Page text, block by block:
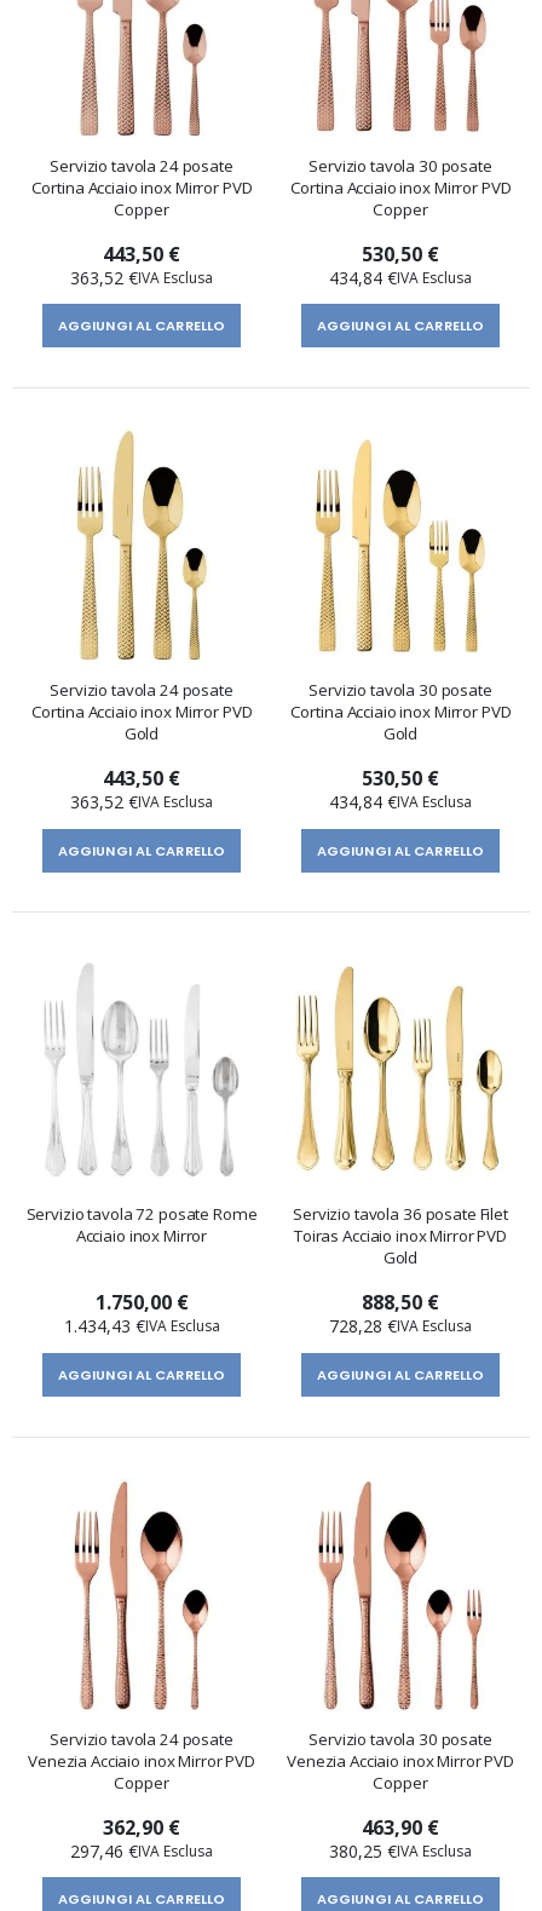
Servizio tavola 24 posate
Cortina Acciaio inox Mirror PVD
Copper
443,50 €
363,52 €
AGGIUNGI AL CARRELLO
Servizio tavola 30 posate
Cortina Acciaio inox Mirror PVD
Copper
530,50 €
434,84 €
AGGIUNGI AL CARRELLO
Servizio tavola 24 posate
Cortina Acciaio inox Mirror PVD
Gold
443,50 €
363,52 €
AGGIUNGI AL CARRELLO
Servizio tavola 30 posate
Cortina Acciaio inox Mirror PVD
Gold
530,50 €
434,84 €
AGGIUNGI AL CARRELLO
Servizio tavola 72 posate Rome
Acciaio inox Mirror
1.750,00 €
1.434,43 €
AGGIUNGI AL CARRELLO
Servizio tavola 36 posate Filet
Toiras Acciaio inox Mirror PVD
Gold
888,50 €
728,28 €
AGGIUNGI AL CARRELLO
Servizio tavola 24 posate
Venezia Acciaio inox Mirror PVD
Copper
362,90 €
297,46 €
AGGIUNGI AL CARRELLO
Servizio tavola 30 posate
Venezia Acciaio inox Mirror PVD
Copper
463,90 €
380,25 €
AGGIUNGI AL CARRELLO